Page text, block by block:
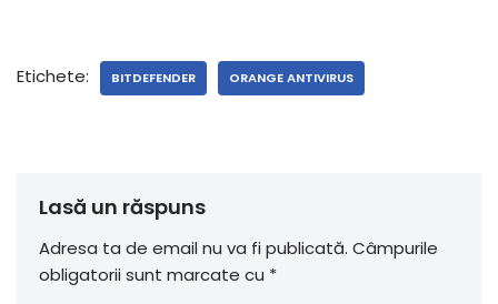
Etichete: BITDEFENDER ORANGE ANTIVIRUS
Lasă un răspuns
Adresa ta de email nu va fi publicată. Câmpurile
obligatorii sunt marcate cu *